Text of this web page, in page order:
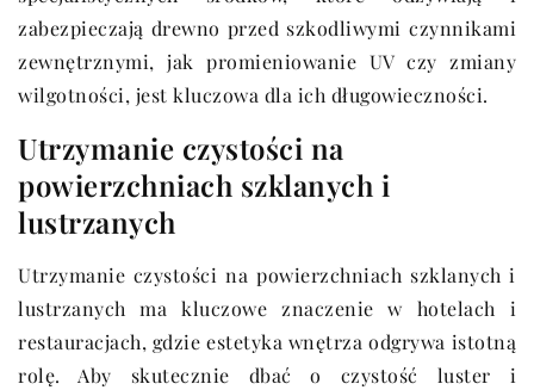
zabezpieczają drewno przed szkodliwymi czynnikami
zewnętrznymi, jak promieniowanie UV czy zmiany
wilgotności, jest kluczowa dla ich długowieczności.
Utrzymanie czystości na
powierzchniach szklanych i
lustrzanych
Utrzymanie czystości na powierzchniach szklanych i
lustrzanych ma kluczowe znaczenie w hotelach i
restauracjach, gdzie estetyka wnętrza odgrywa istotną
rolę. Aby skutecznie dbać o czystość luster i